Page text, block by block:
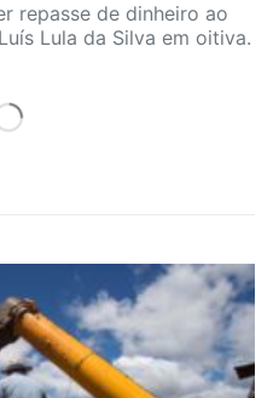
repasse de dinheiro ao
Lula da Silva em oitiva.